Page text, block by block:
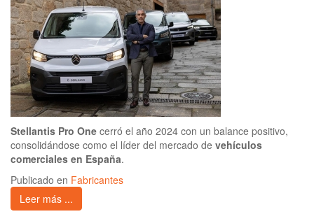
Stellantis Pro One cerró el año 2024 con un balance positivo,
consolidándose como el líder del mercado de vehículos
comerciales en España.
Publicado en Fabricantes
Leer más ...